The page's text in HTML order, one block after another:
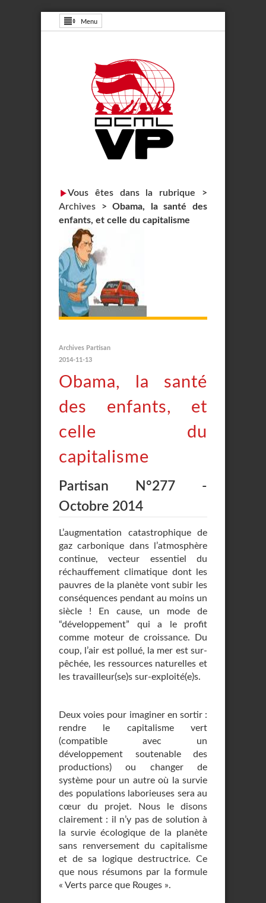
Menu
Vous êtes dans la rubrique >
Archives >Obama, la santé des
enfants, et celle du capitalisme
Archives Partisan
2014-11-13
Obama, la santé
des enfants, et
celle du
capitalisme
Partisan N°277 -
Octobre 2014
L’augmentation catastrophique de
gaz carbonique dans l’atmosphère
continue, vecteur essentiel du
réchauffement climatique dont les
pauvres de la planète vont subir les
conséquences pendant au moins un
siècle ! En cause, un mode de
“développement” qui a le profit
comme moteur de croissance. Du
coup, l’air est pollué, la mer est sur-
pêchée, les ressources naturelles et
les travailleur(se)s sur-exploité(e)s.
Deux voies pour imaginer en sortir :
rendre le capitalisme vert
(compatible avec un
développement soutenable des
productions) ou changer de
système pour un autre où la survie
des populations laborieuses sera au
cœur du projet. Nous le disons
clairement : il n’y pas de solution à
la survie écologique de la planète
sans renversement du capitalisme
et de sa logique destructrice. Ce
que nous résumons par la formule
« Verts parce que Rouges ».